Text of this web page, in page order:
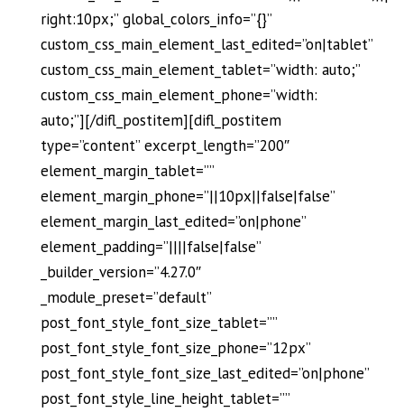
right:10px;” global_colors_info=”{}”
custom_css_main_element_last_edited=”on|tablet”
custom_css_main_element_tablet=”width: auto;”
custom_css_main_element_phone=”width:
auto;”][/difl_postitem][difl_postitem
type=”content” excerpt_length=”200″
element_margin_tablet=””
element_margin_phone=”||10px||false|false”
element_margin_last_edited=”on|phone”
element_padding=”||||false|false”
_builder_version=”4.27.0″
_module_preset=”default”
post_font_style_font_size_tablet=””
post_font_style_font_size_phone=”12px”
post_font_style_font_size_last_edited=”on|phone”
post_font_style_line_height_tablet=””